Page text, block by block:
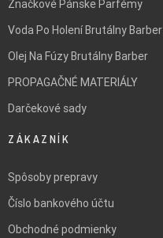
Značkové Pánske Parfémy
Voda Po Holení Brutálny Barber
Olej Na Fúzy Brutálny Barber
PROPAGAČNÉ MATERIÁLY
Darčekové sady
ZÁKAZNÍK
Spôsoby prepravy
Číslo bankového účtu
Obchodné podmienky